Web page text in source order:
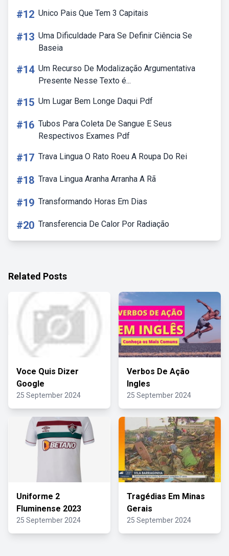
#12 Unico Pais Que Tem 3 Capitais
#13 Uma Dificuldade Para Se Definir Ciência Se
Baseia
#14 Um Recurso De Modalização Argumentativa
Presente Nesse Texto é...
#15 Um Lugar Bem Longe Daqui Pdf
#16 Tubos Para Coleta De Sangue E Seus
Respectivos Exames Pdf
#17 Trava Lingua O Rato Roeu A Roupa Do Rei
#18 Trava Lingua Aranha Arranha A Rã
#19 Transformando Horas Em Dias
#20 Transferencia De Calor Por Radiação
Related Posts
Voce Quis Dizer
Google
25 September 2024
Verbos De Ação
Ingles
25 September 2024
Uniforme 2
Fluminense 2023
25 September 2024
Tragédias Em Minas
Gerais
25 September 2024